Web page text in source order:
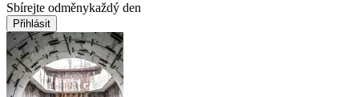
Sbírejte odměnykaždý den
Přihlásit